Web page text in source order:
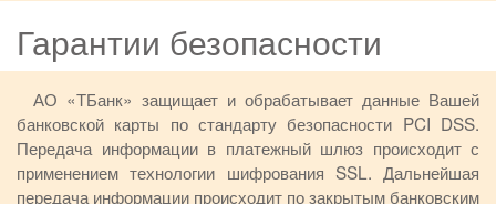
Гарантии безопасности
АО «ТБанк» защищает и обрабатывает данные Вашей
банковской карты по стандарту безопасности PCI DSS.
Передача информации в платежный шлюз происходит с
применением технологии шифрования SSL. Дальнейшая
передача информации происходит по закрытым банковским